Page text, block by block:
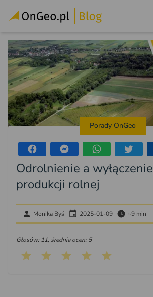
Porady OnGeo
Odrolnienie a
produkcji rolnej
Monika Byś 2025-01-09 ~9 min
Głosów: 11, średnia ocen: 5